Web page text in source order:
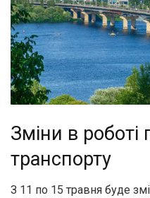
Зміни в роботі
транспорту
З 11 по 15 травня буде